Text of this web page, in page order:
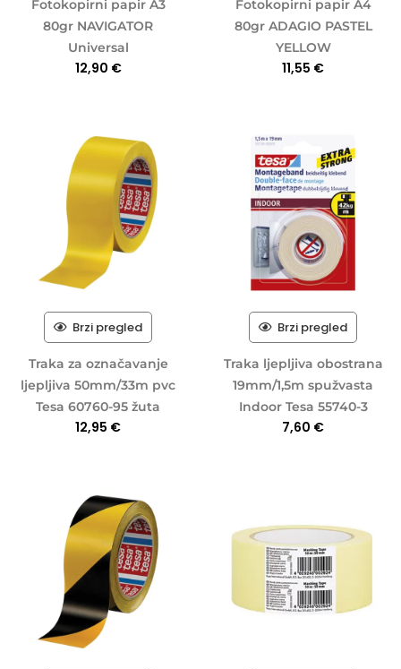
Fotokopirni papir A3
80gr NAVIGATOR
Universal
12,90 €
Fotokopirni papir A4
80gr ADAGIO PASTEL
YELLOW
11,55 €
Brzi pregled
Traka za označavanje
ljepljiva 50mm/33m pvc
Tesa 60760-95 žuta
12,95 €
Brzi pregled
Traka ljepljiva obostrana
19mm/1,5m spužvasta
Indoor Tesa 55740-3
7,60 €